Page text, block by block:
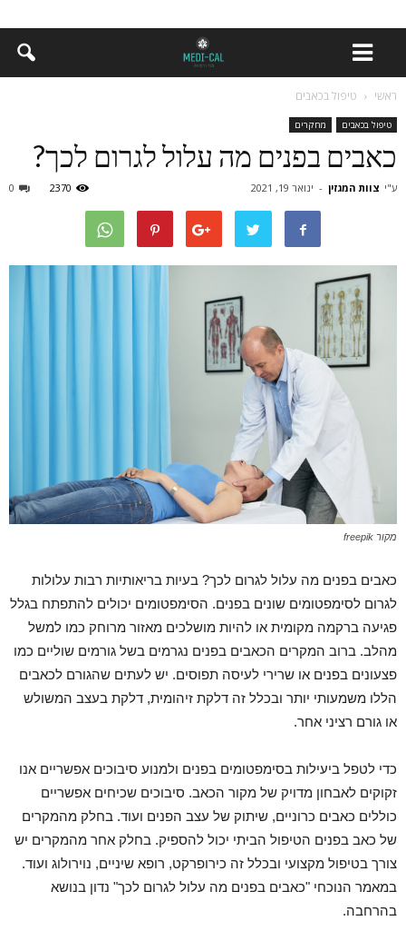
ראשי טיפול בכאבים
טיפול בכאבים מחקרים
כאבים בפנים מה עלול לגרום לכך?
ע"י צוות המגזין - ינואר 19, 2021 0 2370
מקור freepik
כאבים בפנים מה עלול לגרום לכך? בעיות בריאותיות רבות עלולות
לגרום לסימפטומים שונים בפנים. הסימפטומים יכולים להתפתח בגלל
פגיעה ברקמה מקומית או להיות מושלכים מאזור מרוחק כמו למשל
מהלב. ברוב המקרים הכאבים בפנים נגרמים בשל גורמים שוליים כמו
פצעונים בפנים או שרירי לעיסה תפוסים. יש לעתים שהגורם לכאבים
הללו משמעותי יותר ובכלל זה דלקת זיהומית, דלקת בעצב המשולש
או גורם רציני אחר.
כדי לטפל ביעילות בסימפטומים בפנים ולמנוע סיבוכים אפשריים אנו
זקוקים לאבחון מדויק של מקור הכאב. סיבוכים שכיחים אפשריים
כוללים כאבים כרוניים, שיתוק של עצב הפנים ועוד. בחלק מהמקרים
של כאב בפנים הטיפול הביתי יכול להספיק. בחלק אחר מהמקרים יש
צורך בטיפול מקצועי ובכלל זה כירופרקט, רופא שיניים, נוירולוג ועוד.
במאמר הנוכחי "כאבים בפנים מה עלול לגרום לכך" נדון בנושא
בהרחבה.